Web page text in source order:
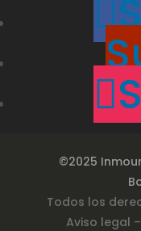
©2025
Todos los
Aviso legal –